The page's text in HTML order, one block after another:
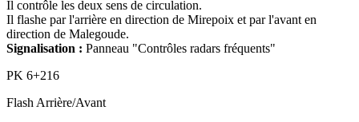
Il contrôle les deux sens de circulation.
Il flashe par l'arrière en direction de Mirepoix et par l'avant en
direction de Malegoude.
Signalisation : Panneau "Contrôles radars fréquents"
PK 6+216
Flash Arrière/Avant